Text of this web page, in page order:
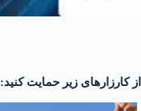
از کارزارهای زیر حمایت کنید: